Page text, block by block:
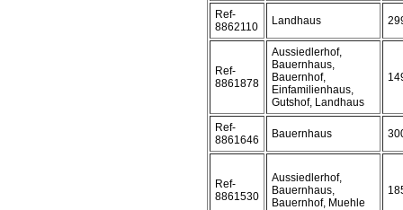
Ref-
8862110
Landhaus
Ref-
8861878
Aussiedlerhof,
Bauernhaus,
Bauernhof,
Einfamilienhaus,
Gutshof, Landhaus
Ref-
8861646
Bauernhaus
Ref-
8861530
Aussiedlerhof,
Bauernhaus,
Bauernhof, Muehle